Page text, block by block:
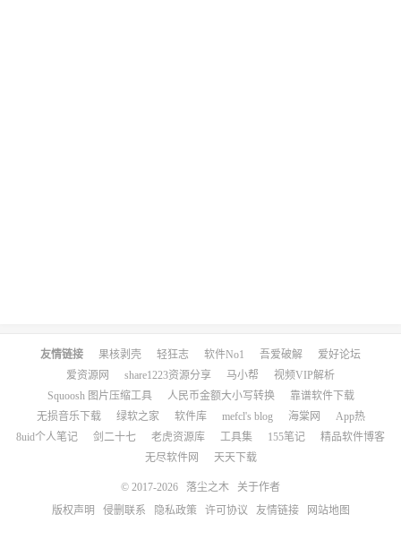
友情链接 果核剥壳 轻狂志 软件No1 吾爱破解
爱好论坛
爱资源网
share1223资源分享 马小帮
视频VIP解析
Squoosh 图片压缩工具
人民币金额大小写转换
靠谱软件下载
无损音乐下载
绿软之家 软件库 mefcl's blog 海棠网
App热
8uid个人笔记
剑二十七 老虎资源库 工具集 155笔记
精品软件博客
无尽软件网
天天下载
© 2017-2026 落尘之木
关于作者
版权声明
侵删联系 隐私政策 许可协议 友情链接 网站地图